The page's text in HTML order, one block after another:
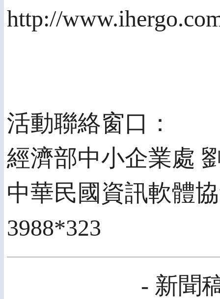
http://
活動聯絡窗口：
經濟部中小企業處
中華民國資訊軟體
3988*323
- 新聞